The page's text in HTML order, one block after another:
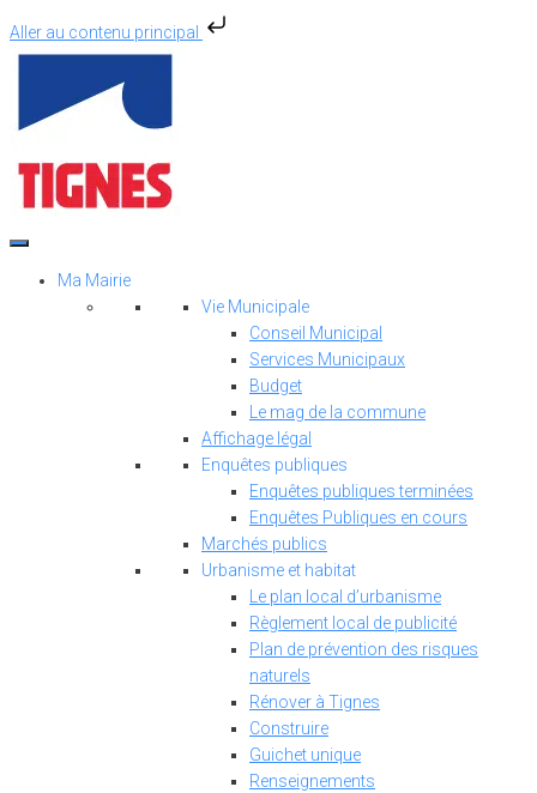
Aller au contenu principal
Aller
contenu
Ma Mairie
Vie Municipale
Conseil Municipal
Services Municipaux
Budget
Le mag de la commune
Affichage légal
Enquêtes publiques
Enquêtes publiques terminées
Enquêtes Publiques en cours
Marchés publics
Urbanisme et habitat
Le plan local d’urbanisme
Règlement local de publicité
Plan de prévention des risques
naturels
Rénover à Tignes
Construire
Guichet unique
Renseignements